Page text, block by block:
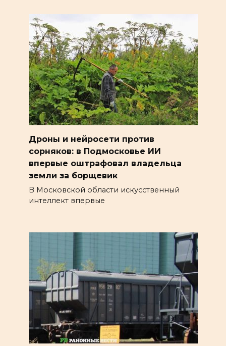
Дроны и нейросети против
сорняков: в Подмосковье ИИ
впервые оштрафовал владельца
земли за борщевик
В Московской области искусственный
интеллект впервые